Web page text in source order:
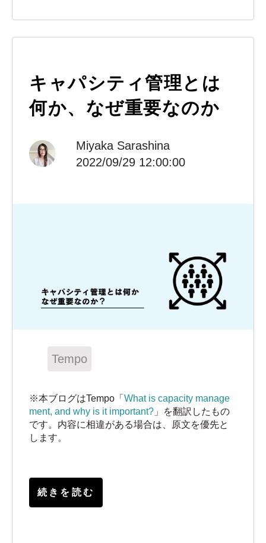
キャパシティ管理とは
何か、なぜ重要なのか
Miyaka Sarashina
2022/09/29 12:00:00
Tempo
※本ブログはTempo「 What is capacity manage
ment, and why is it important? 」を翻訳したもの
です。内容に相違がある場合は、原文を優先と
します。
続きを読む